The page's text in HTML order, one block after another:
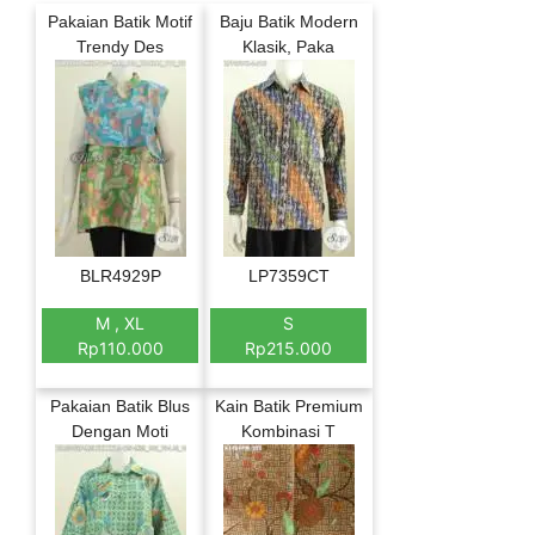
Pakaian Batik Motif
Trendy Des
BLR4929P
M , XL
Rp110.000
Baju Batik Modern
Klasik, Paka
LP7359CT
S
Rp215.000
Pakaian Batik Blus
Dengan Moti
Kain Batik Premium
Kombinasi T